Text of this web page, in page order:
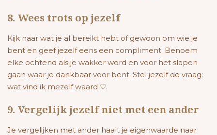
8. Wees trots op jezelf
Kijk naar wat je al bereikt hebt of gewoon om wie je
bent en geef jezelf eens een compliment. Benoem
elke ochtend als je wakker word en voor het slapen
gaan waar je dankbaar voor bent. Stel jezelf de vraag:
wat vind ik mezelf waard ♡.
9. Vergelijk jezelf niet met een ander
Je vergelijken met ander haalt je eigenwaarde naar